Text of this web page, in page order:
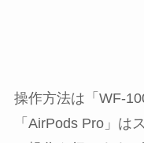
操作方法は「WF-
「AirPods Pro」は